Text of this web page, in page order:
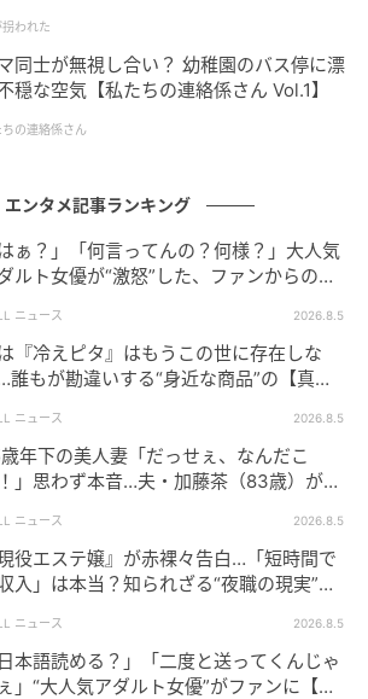
年10月18日
（アルコ＆ピース）、酒井健太
）、三代目葵マリー、MINAMO、タ
マ、生きてるよね？」寝ていると思
屋を開けたら
われた
同士が無視し合い？ 幼稚園のバス停に漂
穏な空気【私たちの連絡係さん Vol.1】
ちの連絡係さん
エンタメ記事ランキング
はぁ？」「何言ってんの？何様？」大人気
ルト女優が“激怒”した、ファンからの
ニュース 2026.8.5
『冷えピタ』はもうこの世に存在しな
誰もが勘違いする“身近な商品”の【真
ニュース 2026.8.5
年下の美人妻「だっせぇ、なんだこ
」思わず本音…夫・加藤茶（83歳）が贈
ニュース 2026.8.5
現役エステ嬢』が赤裸々告白…「短時間で
入」は本当？知られざる“夜職の現実”と
ニュース 2026.8.5
日本語読める？」「二度と送ってくんじゃ
」“大人気アダルト女優”がファンに【ブ